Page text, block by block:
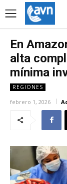
En
alta
mínima
REGIONES
febrero 1, 2026